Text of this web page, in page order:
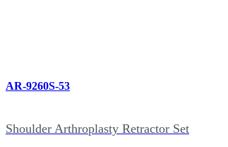
AR-9260S-53
Shoulder Arthroplasty Retractor Set